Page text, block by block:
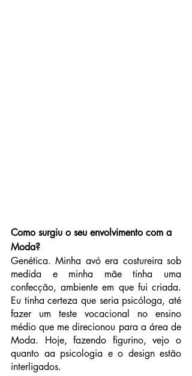
Como surgiu o seu envolvimento com a
Moda?
Genética. Minha avó era costureira sob
medida e minha mãe tinha uma
confecção, ambiente em que fui criada.
Eu tinha certeza que seria psicóloga, até
fazer um teste vocacional no ensino
médio que me direcionou para a área de
Moda. Hoje, fazendo figurino, vejo o
quanto aa psicologia e o design estão
interligados.